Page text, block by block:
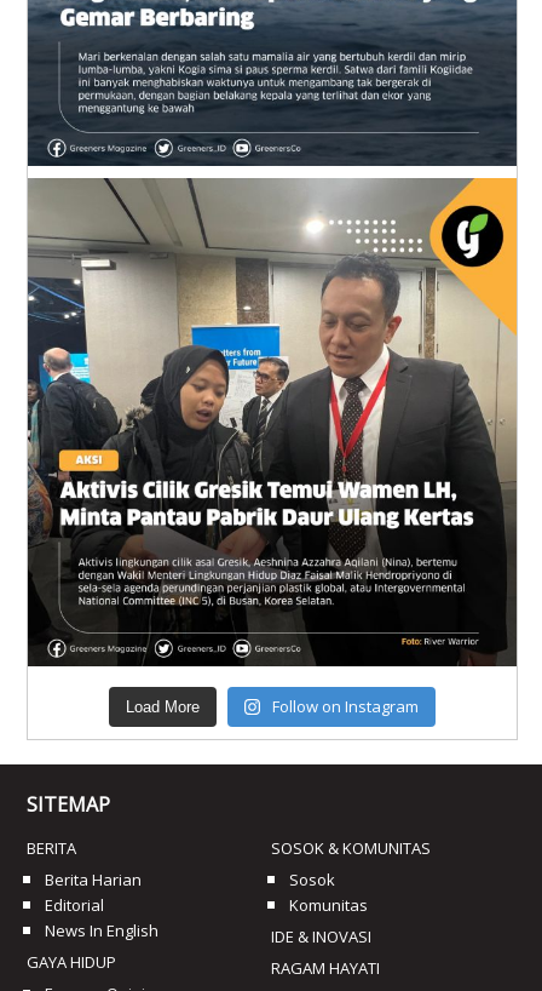
Load More Follow on Instagram
SITEMAP
BERITA
Berita Harian
Editorial
News In English
GAYA HIDUP
SOSOK & KOMUNITAS
Sosok
Komunitas
IDE & INOVASI
RAGAM HAYATI